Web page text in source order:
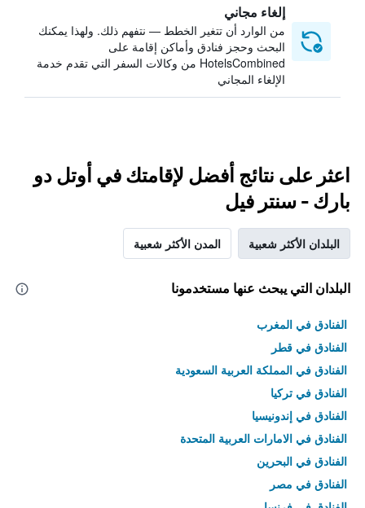
إلغاء مجاني
من الوارد أن تتغير الخطط — نتفهم ذلك. ولهذا يمكنك
البحث وحجز فنادق وأماكن إقامة على
HotelsCombined من وكالات السفر التي تقدم خدمة
الإلغاء المجاني
اعثر على نتائج أفضل لإقامتك في أوتل دو
بارك - سنتر فيل
البلدان الأكثر شعبية المدن الأكثر شعبية
البلدان التي يبحث عنها مستخدمونا
الفنادق في المغرب
الفنادق في قطر
الفنادق في المملكة العربية السعودية
الفنادق في تركيا
الفنادق في إندونيسيا
الفنادق في الامارات العربية المتحدة
الفنادق في البحرين
الفنادق في مصر